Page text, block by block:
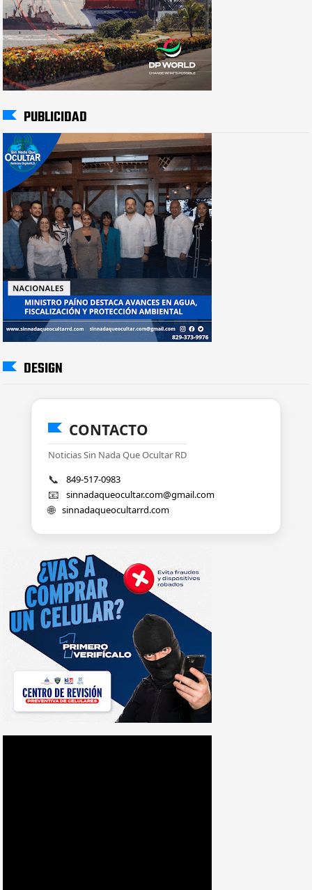
PUBLICIDAD
DESIGN
CONTACTO
Noticias Sin Nada Que Ocultar RD
📞 849-517-0983
📧 sinnadaqueocultar.com@gmail.com
🌐 sinnadaqueocultarrd.com